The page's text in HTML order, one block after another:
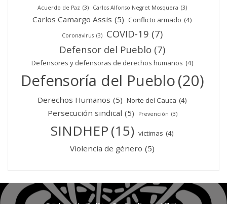
Acuerdo de Paz (3) Carlos Alfonso Negret Mosquera (3)
Carlos Camargo Assis (5) Conflicto armado (4)
Coronavirus (3) COVID-19 (7)
Defensor del Pueblo (7)
Defensores y defensoras de derechos humanos (4)
Defensoría del Pueblo(20)
Derechos Humanos (5) Norte del Cauca (4)
Persecución sindical (5) Prevención (3)
SINDHEP(15) victimas (4)
Violencia de género (5)